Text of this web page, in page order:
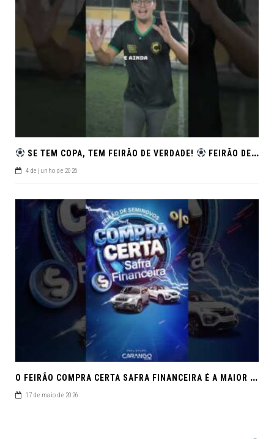
SE TEM COPA, TEM FEIRÃO DE VERDADE! FEIRÃO DE SEMINOVOS EM ALTA – ARACAJU
4 de junho de 2026
O
FEIRÃO COMPRA CERTA SAFRA FINANCEIRA É A MAIOR REUNIÃO DE SEMINOVOS DE MACEIÓ EM 2026.
17 de maio de 2026